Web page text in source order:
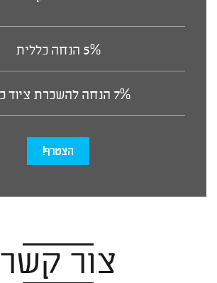
5% הנחה כללית
7% הנחה להשכרת ציוד כבד
הצטרף!
צור קשר